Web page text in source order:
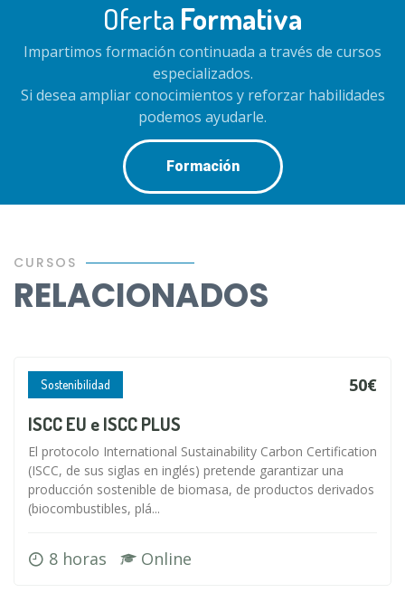
Oferta Formativa
Impartimos formación continuada a través de cursos
especializados.
Si desea ampliar conocimientos y reforzar habilidades
podemos ayudarle.
Formación
CURSOS
RELACIONADOS
Sostenibilidad 50€
ISCC EU e ISCC PLUS
El protocolo International Sustainability Carbon Certification
(ISCC, de sus siglas en inglés) pretende garantizar una
producción sostenible de biomasa, de productos derivados
(biocombustibles, plá...
8 horas Online